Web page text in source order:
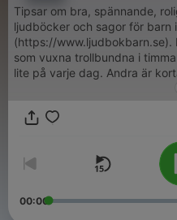
Tipsar om bra, spännande,
ljudböcker och sagor för barn
(https://www.ljudbokbarn.se).
som vuxna trollbundna i
lite på varje dag. Andra är
på samma saga om och om
och behöver ha ny
bra godnattsaga innan man
nytta av våra tips! Du hittar de flesta sagor & ljudböcker vi
https://open.spotify.com/
00:00